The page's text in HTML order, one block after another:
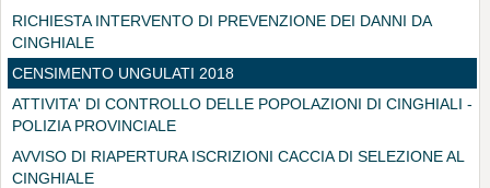
RICHIESTA INTERVENTO DI PREVENZIONE DEI DANNI DA
CINGHIALE
CENSIMENTO UNGULATI 2018
ATTIVITA' DI CONTROLLO DELLE POPOLAZIONI DI CINGHIALI -
POLIZIA PROVINCIALE
AVVISO DI RIAPERTURA ISCRIZIONI CACCIA DI SELEZIONE AL
CINGHIALE